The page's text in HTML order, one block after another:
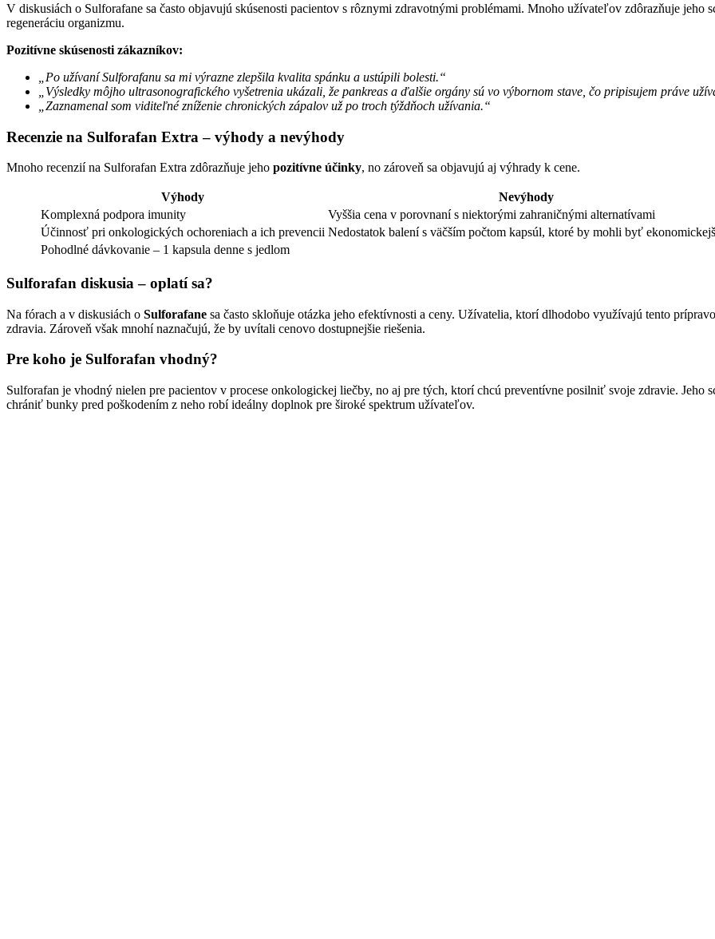
V diskusiách o Sulforafane sa často objavujú skúsenosti pacientov s rôznymi zdravotnými problémami. Mnoho užívateľov zdôrazňuje
regeneráciu organizmu.
Pozitívne skúsenosti zákazníkov:
„Po užívaní Sulforafanu sa mi výrazne zlepšila kvalita spánku a ustúpili bolesti.“
„Výsledky môjho ultrasonografického vyšetrenia ukázali, že pankreas a ďalšie orgány sú vo výbornom stave, čo pripisujem práve
„Zaznamenal som viditeľné zníženie chronických zápalov už po troch týždňoch užívania.“
Recenzie na Sulforafan Extra – výhody a nevýhody
Mnoho recenzií na Sulforafan Extra zdôrazňuje jeho pozitívne účinky, no zároveň sa objavujú aj výhrady k cene.
Výhody
Nevýhody
Komplexná podpora imunity
Vyššia cena v porovnaní s niektorými zahraničnými alternatívami
Účinnosť pri onkologických ochoreniach a ich prevencii Nedostatok balení s väčším počtom kapsúl, ktoré by mohli byť
Pohodlné dávkovanie – 1 kapsula denne s jedlom
Sulforafan diskusia – oplatí sa?
Na fórach a v diskusiách o Sulforafane sa často skloňuje otázka jeho efektívnosti a ceny. Užívatelia, ktorí dlhodobo využívajú tento
zdravia. Zároveň však mnohí naznačujú, že by uvítali cenovo dostupnejšie riešenia.
Pre koho je Sulforafan vhodný?
Sulforafan je vhodný nielen pre pacientov v procese onkologickej liečby, no aj pre tých, ktorí chcú preventívne posilniť svoje zdravie.
chrániť bunky pred poškodením z neho robí ideálny doplnok pre široké spektrum užívateľov.